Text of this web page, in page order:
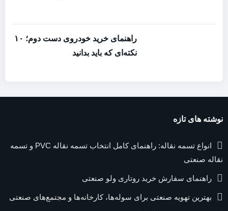
راهنمای خرید خودروی دست دوم؛ ۱۰
نکته‌ای که باید بدانید
نوشته های تازه
انواع تسمه نقاله: راهنمای کامل انتخاب تسمه نقاله PVC و تسمه
نقاله صنعتی
راهنمای سفارش خرید روتاری ولو صنعتی
بهترین تهویه صنعتی برای سوله‌ها، کارخانه‌ها و مجتمع‌های صنعتی